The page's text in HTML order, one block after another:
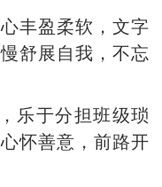
丰盈柔软，文字
舒展自我，不忘
乐于分担班级琐
怀善意，前路开